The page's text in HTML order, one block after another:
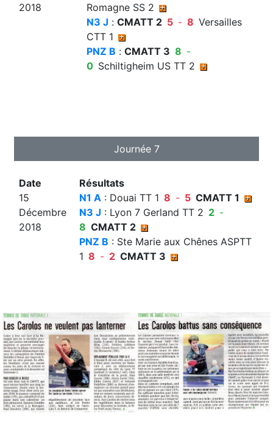
2018
Romagne SS 2
N3 J :CMATT 2 5 - 8 Versailles
CTT 1
PNZ B :CMATT 3 8 -
0 Schiltigheim US TT 2
Journée 7
Date
15
Décembre
2018
Résultats
N1 A: Douai TT 1 8 - 5 CMATT 1
N3 J : Lyon 7 Gerland TT 2 2 -
8 CMATT 2
PNZ B : Ste Marie aux Chênes ASPTT
1 8 - 2 CMATT 3